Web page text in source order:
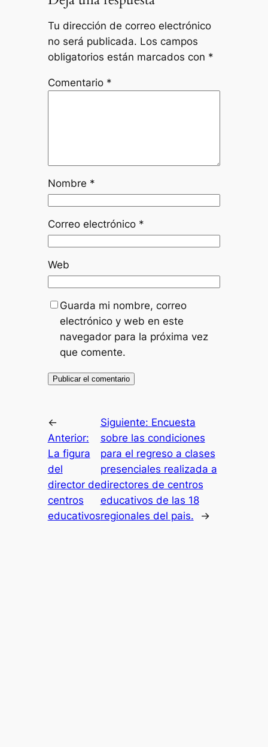
Tu dirección de correo electrónico
no será publicada. Los campos
obligatorios están marcados con *
Comentario *
Nombre *
Correo electrónico *
Web
Guarda mi nombre, correo
electrónico y web en este
navegador para la próxima vez
que comente.
←
Anterior:
La figura
del
director de
centros
educativos
Siguiente: Encuesta
sobre las condiciones
para el regreso a clases
presenciales realizada a
directores de centros
educativos de las 18
regionales del pais.
→